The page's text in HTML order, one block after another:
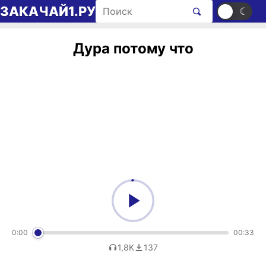
Перейти к содержимому
ЗАКАЧАЙ1.РУ Поиск рингтонов ☀ ☾
Дура потому что
0:00 00:33
1,8K 137